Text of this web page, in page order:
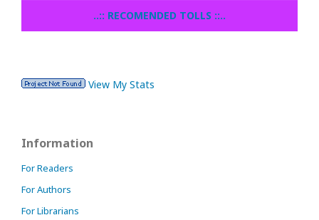
..:: RECOMENDED TOLLS ::..
View My Stats
Information
For Readers
For Authors
For Librarians